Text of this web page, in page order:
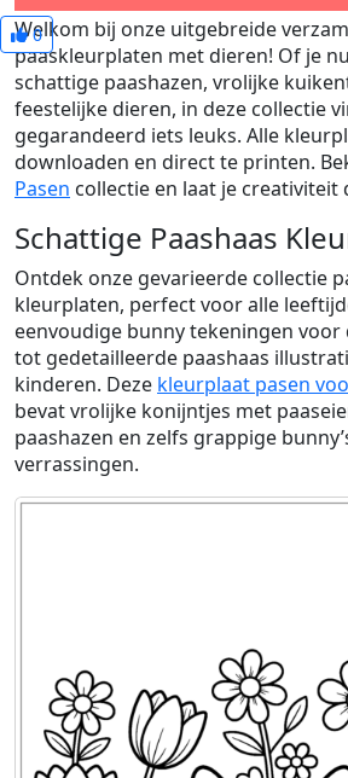
0
Welkom bij onze uitgebreide
paaskleurplaten met dieren! Of je
schattige paashazen, vrolijke
feestelijke dieren, in deze collectie
gegarandeerd iets leuks. Alle
downloaden en direct te printen.
Pasen collectie en laat je creativiteit
Schattige Paashaas
Ontdek onze gevarieerde collectie
kleurplaten, perfect voor alle
eenvoudige bunny tekeningen voor
tot gedetailleerde paashaas
kinderen. Deze kleurplaat pasen
bevat vrolijke konijntjes met
paashazen en zelfs grappige
verrassingen.